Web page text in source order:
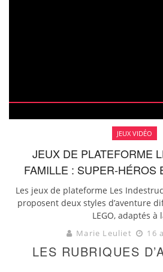
JEUX VIDÉO
JEUX DE PLATEFORME
FAMILLE : SUPER-HÉROS
Les jeux de plateforme Les
proposent deux styles d’aventure
LEGO, adaptés à
Marie Leuliet 16
LES RUBRIQUES